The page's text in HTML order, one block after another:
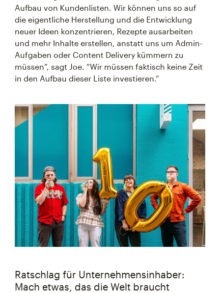
Aufbau von Kundenlisten. Wir können uns so auf
die eigentliche Herstellung und die Entwicklung
neuer Ideen konzentrieren, Rezepte ausarbeiten
und mehr Inhalte erstellen, anstatt uns um Admin-
Aufgaben oder Content Delivery kümmern zu
müssen”, sagt Joe. “Wir müssen faktisch keine Zeit
in den Aufbau dieser Liste investieren.”
Ratschlag für Unternehmensinhaber:
Mach etwas, das die Welt braucht